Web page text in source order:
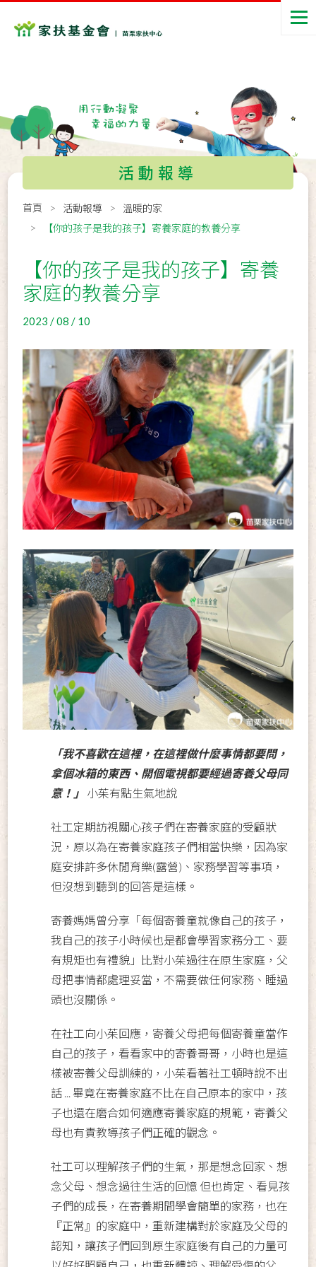
活動報導
首頁 活動報導
溫暖的家
【你的孩子是我的孩子】寄養家庭的教養分享
【你的孩子是我的孩子】寄養
家庭的教養分享
2023 / 08 / 10
「我不喜歡在這裡，在這裡做什麼事情都要問，
拿個冰箱的東西、開個電視都要經過寄養父母同
意！」
小茱有點生氣地說
社工定期訪視關心孩子們在寄養家庭的受顧狀
況，原以為在寄養家庭孩子們相當快樂，因為家
庭安排許多休閒育樂(露營)、家務學習等事項，
但沒想到聽到的回答是這樣。
寄養媽媽曾分享「每個寄養童就像自己的孩子，
我自己的孩子小時候也是都會學習家務分工、要
有規矩也有禮貌」​比對小茱過往在原生家庭，父
母把事情都處理妥當，不需要做任何家務、睡過
頭也沒關係。
在社工向小茱回應，寄養父母把每個寄養童當作
自己的孩子，看看家中的寄養哥哥，小時也是這
樣被寄養父母訓練的，小茱看著社工頓時說不出
話 ...​ 畢竟在寄養家庭不比在自己原本的家中，孩
子也還在磨合如何適應寄養家庭的規範，寄養父
母也有責教導孩子們正確的觀念。
社工可以理解孩子們的生氣，那是想念回家、想
念父母、想念過往生活的回憶 但也肯定、看見孩
子們的成長，在寄養期間學會簡單的家務，也在
『正常』的家庭中，重新建構對於家庭及父母的
認知，讓孩子們回到原生家庭後有自己的力量可